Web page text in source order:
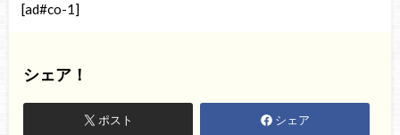
[ad#co-1]
シェア！
ポスト シェア